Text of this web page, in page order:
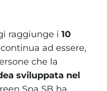
raggiunge i 10
ad essere,
che la
sviluppata nel
Spa SB ha